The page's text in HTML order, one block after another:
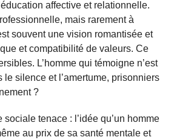
affective et relationnelle.
mais rarement à
souvent une vision romantisée et
et compatibilité de valeurs. Ce
L’homme qui témoigne n’est
silence et l’amertume, prisonniers
?
tenace : l’idée qu’un homme
au prix de sa santé mentale et